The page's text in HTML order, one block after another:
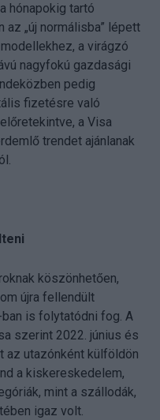
hónapokig tartó
„új normálisba” lépett
a virágzó
nagyfokú gazdasági
pedig
fizetésre való
a Visa
trendet ajánlanak
köszönhetően,
újra fellendült
is folytatódni fog. A
szerint 2022. június és
az utazónként külföldön
a kiskereskedelem,
mint a szállodák,
igaz volt.